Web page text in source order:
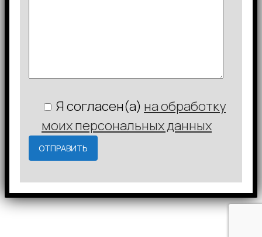
Я согласен(а) на обработку
моих персональных данных